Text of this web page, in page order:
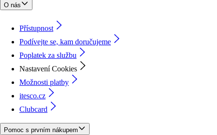
O nás
Přístupnost
Podívejte se, kam doručujeme
Poplatek za službu
Nastavení Cookies
Možnosti platby
itesco.cz
Clubcard
Pomoc s prvním nákupem